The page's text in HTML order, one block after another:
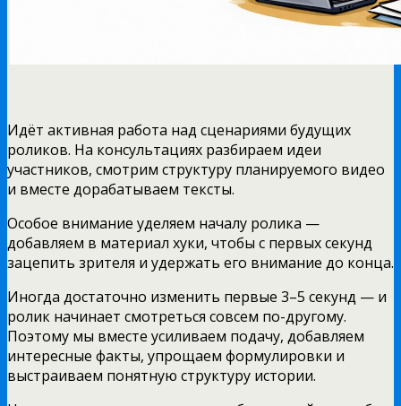
Идёт активная работа над сценариями будущих
роликов. На консультациях разбираем идеи
участников, смотрим структуру планируемого видео
и вместе дорабатываем тексты.
Особое внимание уделяем началу ролика —
добавляем в материал хуки, чтобы с первых секунд
зацепить зрителя и удержать его внимание до конца.
Иногда достаточно изменить первые 3–5 секунд — и
ролик начинает смотреться совсем по-другому.
Поэтому мы вместе усиливаем подачу, добавляем
интересные факты, упрощаем формулировки и
выстраиваем понятную структуру истории.